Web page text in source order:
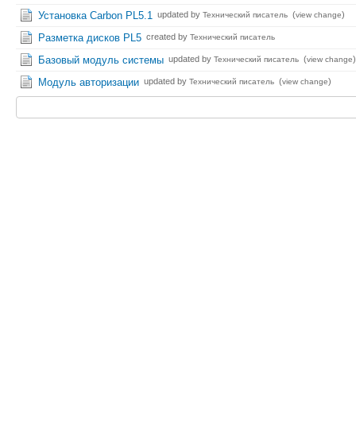
Установка Carbon PL5.1 updated by Технический писатель (view change)
Разметка дисков PL5 created by Технический писатель
Базовый модуль системы updated by Технический писатель (view change)
Модуль авторизации updated by Технический писатель (view change)